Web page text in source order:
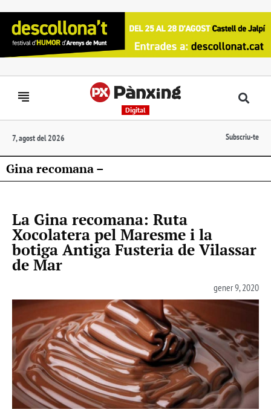
Digital
7, agost del 2026 Subscriu-te
Gina recomana –
La Gina recomana: Ruta
Xocolatera pel Maresme i la
botiga Antiga Fusteria de Vilassar
de Mar
gener 9, 2020